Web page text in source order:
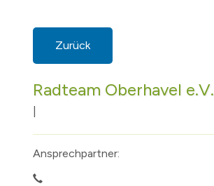
Zurück
Radteam Oberhavel e.V.
Ansprechpartner: